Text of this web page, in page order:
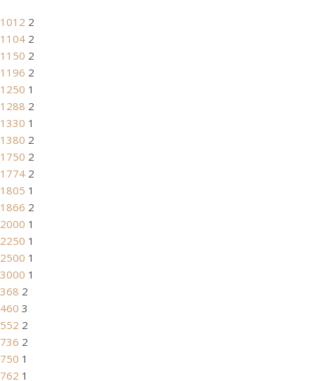
1012 2
1104 2
1150 2
1196 2
1250 1
1288 2
1330 1
1380 2
1750 2
1774 2
1805 1
1866 2
2000 1
2250 1
2500 1
3000 1
368 2
460 3
552 2
736 2
750 1
762 1